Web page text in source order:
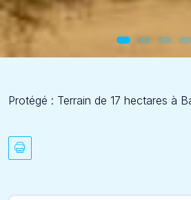
Protégé : Terrain de 17 hectares à